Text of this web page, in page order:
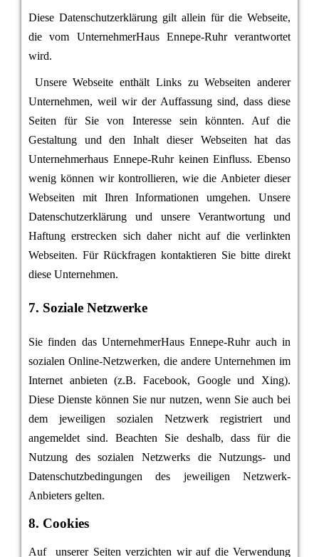
Diese Datenschutzerklärung gilt allein für die Webseite,
die vom UnternehmerHaus Ennepe-Ruhr verantwortet
wird.
Unsere Webseite enthält Links zu Webseiten anderer
Unternehmen, weil wir der Auffassung sind, dass diese
Seiten für Sie von Interesse sein könnten. Auf die
Gestaltung und den Inhalt dieser Webseiten hat das
Unternehmerhaus Ennepe-Ruhr keinen Einfluss. Ebenso
wenig können wir kontrollieren, wie die Anbieter dieser
Webseiten mit Ihren Informationen umgehen. Unsere
Datenschutzerklärung und unsere Verantwortung und
Haftung erstrecken sich daher nicht auf die verlinkten
Webseiten. Für Rückfragen kontaktieren Sie bitte direkt
diese Unternehmen.
7. Soziale Netzwerke
Sie finden das UnternehmerHaus Ennepe-Ruhr auch in
sozialen Online-Netzwerken, die andere Unternehmen im
Internet anbieten (z.B. Facebook, Google und Xing).
Diese Dienste können Sie nur nutzen, wenn Sie auch bei
dem jeweiligen sozialen Netzwerk registriert und
angemeldet sind. Beachten Sie deshalb, dass für die
Nutzung des sozialen Netzwerks die Nutzungs- und
Datenschutzbedingungen des jeweiligen Netzwerk-
Anbieters gelten.
8. Cookies
Auf unserer Seiten verzichten wir auf die Verwendung